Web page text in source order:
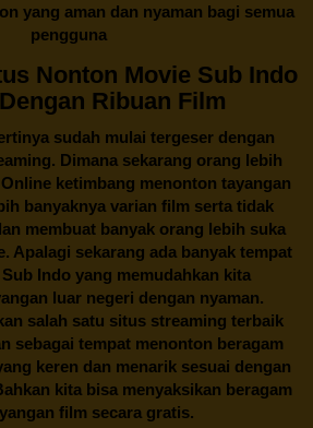
yang aman dan nyaman bagi semua
pengguna
Nonton Movie Sub Indo
Ribuan Film
sudah mulai tergeser dengan
Dimana sekarang orang lebih
ketimbang menonton tayangan
banyaknya varian film serta tidak
membuat banyak orang lebih suka
Apalagi sekarang ada banyak tempat
Indo yang memudahkan kita
luar negeri dengan nyaman.
salah satu situs streaming terbaik
sebagai tempat menonton beragam
keren dan menarik sesuai dengan
kita bisa menyaksikan beragam
film secara gratis.